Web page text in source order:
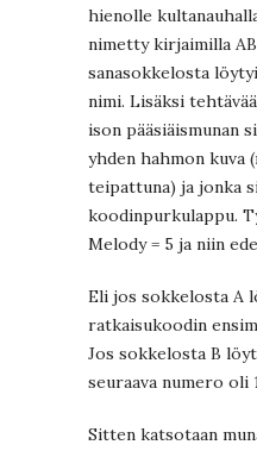
hienolle
nimetty kirjaimilla
sanasokkelosta
nimi. Lisäksi
ison pääsiäismunan
yhden hahmon kuva
teipattuna) ja jonka
koodinpurkulappu.
Melody = 5 ja niin
Eli jos sokkelosta A
ratkaisukoodin
Jos sokkelosta B
seuraava numero oli
Sitten katsotaan